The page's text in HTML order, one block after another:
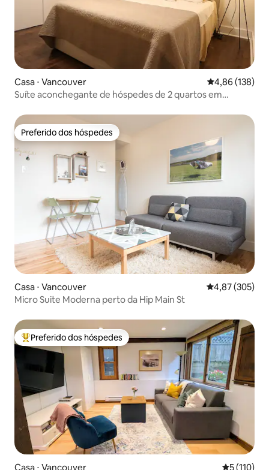
Casa ⋅ Vancouver 4,86 de uma
4,86 (138)
Suíte aconchegante de hóspedes de 2 quartos em
Preferido dos hóspedes
Preferido dos hóspedes
Casa ⋅ Vancouver 4,87 de uma
4,87 (305)
Micro Suite Moderna perto da Hip Main St
Entre os melhores preferidos dos hóspedes
Preferido dos hóspedes
Casa ⋅ Vancouver 5 de uma
5 (110)